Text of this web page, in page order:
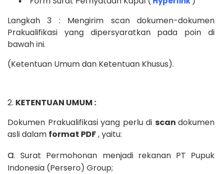
Langkah 3 : Mengirim scan dokumen-dokumen
Prakualifikasi yang dipersyaratkan pada poin di
bawah ini.
(Ketentuan Umum dan Ketentuan Khusus).
2. KETENTUAN UMUM :
Dokumen Prakualifikasi yang perlu di scan dokumen
asli dalam format PDF, yaitu:
a. Surat Permohonan menjadi rekanan PT Pupuk
Indonesia (Persero) Group;